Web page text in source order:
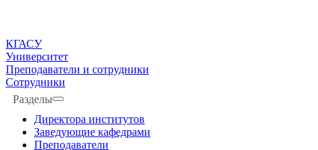
КГАСУ
Университет
Преподаватели и сотрудники
Сотрудники
Разделы
Директора институтов
Заведующие кафедрами
Преподаватели